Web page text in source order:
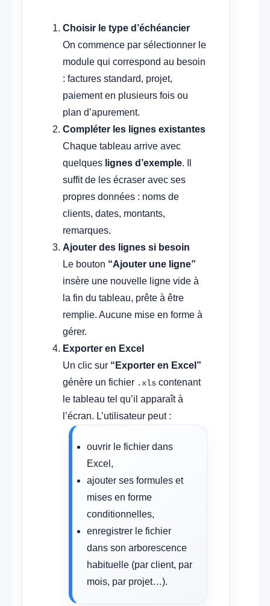
Choisir le type d’échéancier
On commence par sélectionner le
module qui correspond au besoin
: factures standard, projet,
paiement en plusieurs fois ou
plan d’apurement.
Compléter les lignes existantes
Chaque tableau arrive avec
quelques lignes d’exemple. Il
suffit de les écraser avec ses
propres données : noms de
clients, dates, montants,
remarques.
Ajouter des lignes si besoin
Le bouton “Ajouter une ligne”
insère une nouvelle ligne vide à
la fin du tableau, prête à être
remplie. Aucune mise en forme à
gérer.
Exporter en Excel
Un clic sur “Exporter en Excel”
génère un fichier .xls contenant
le tableau tel qu’il apparaît à
l’écran. L’utilisateur peut :
ouvrir le fichier dans
Excel,
ajouter ses formules et
mises en forme
conditionnelles,
enregistrer le fichier
dans son arborescence
habituelle (par client, par
mois, par projet…).